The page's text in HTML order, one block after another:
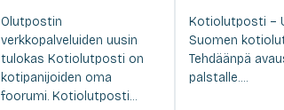
Olutpostin
verkkopalveluiden uusin
tulokas Kotiolutposti on
kotipanijoiden oma
foorumi. Kotiolutposti...
Kotiolutposti –
Suomen
Tehdäänpä
palstalle....